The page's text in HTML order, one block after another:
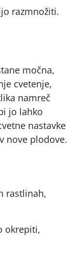
razmnožiti.
močna,
cvetenje,
namreč
jo lahko
nastavke
nove plodove.
rastlinah,
okrepiti,